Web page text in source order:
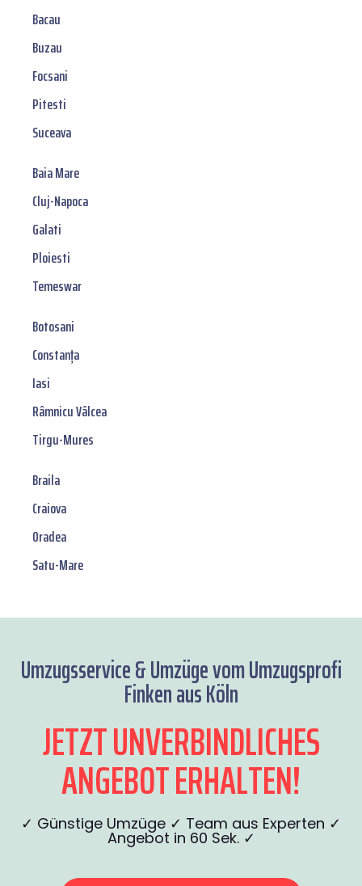
Bacau
Buzau
Focsani
Pitesti
Suceava
Baia Mare
Cluj-Napoca
Galati
Ploiesti
Temeswar
Botosani
Constanța
Iasi
Râmnicu Vâlcea
Tirgu-Mures
Braila
Craiova
Oradea
Satu-Mare
Umzugsservice & Umzüge vom Umzugsprofi
Finken aus Köln
JETZT UNVERBINDLICHES
ANGEBOT ERHALTEN!
✓ Günstige Umzüge ✓ Team aus Experten ✓
Angebot in 60 Sek. ✓